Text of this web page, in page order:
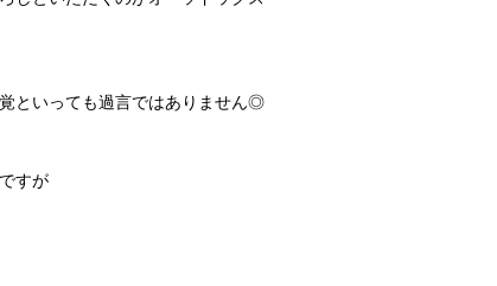
といっても過言ではありません◎
すが